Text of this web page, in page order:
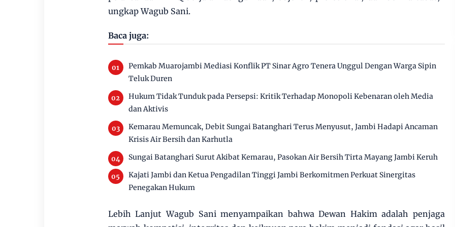
ungkap Wagub Sani. ‎
Baca juga:
Pemkab Muarojambi Mediasi Konflik PT Sinar Agro Tenera Unggul Dengan Warga Sipin
Teluk Duren
Hukum Tidak Tunduk pada Persepsi: Kritik Terhadap Monopoli Kebenaran oleh Media
dan Aktivis
Kemarau Memuncak, Debit Sungai Batanghari Terus Menyusut, Jambi Hadapi Ancaman
Krisis Air Bersih dan Karhutla
Sungai Batanghari Surut Akibat Kemarau, Pasokan Air Bersih Tirta Mayang Jambi Keruh
Kajati Jambi dan Ketua Pengadilan Tinggi Jambi Berkomitmen Perkuat Sinergitas
Penegakan Hukum
‎Lebih Lanjut Wagub Sani menyampaikan bahwa Dewan Hakim adalah penjaga